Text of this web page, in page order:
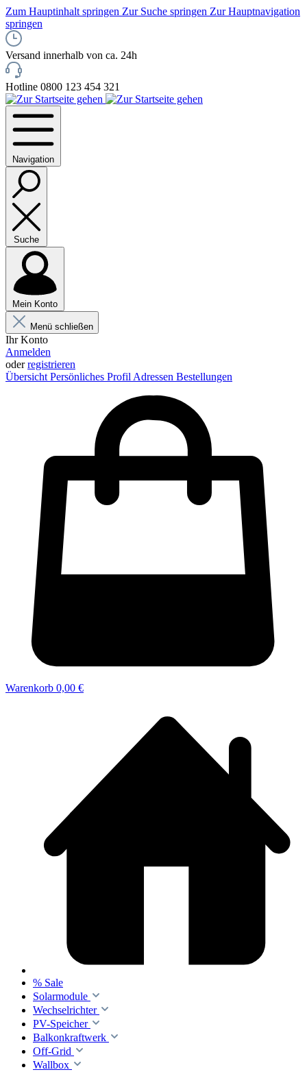
Zum Hauptinhalt springen Zur Suche springen Zur Hauptnavigation
springen
Versand innerhalb von ca. 24h
Hotline 0800 123 454 321
Navigation
Suche
Mein Konto
Menü schließen
Ihr Konto
Anmelden
oderregistrieren
Übersicht Persönliches Profil Adressen Bestellungen
Warenkorb 0,00 €
% Sale
Solarmodule
Wechselrichter
PV-Speicher
Balkonkraftwerk
Off-Grid
Wallbox